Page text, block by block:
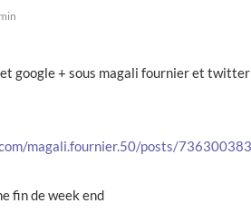
google + sous magali fournier et
magali.fournier.50/posts/
fin de week end